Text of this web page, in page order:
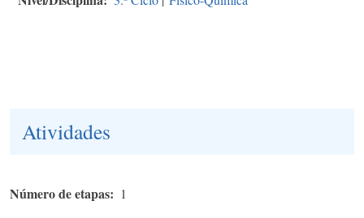
Atividades
Número de etapas 1